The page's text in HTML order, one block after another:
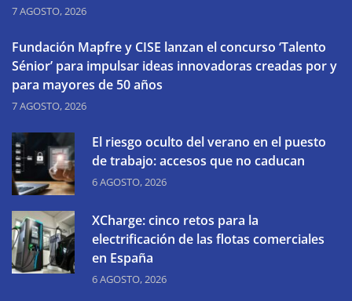
7 AGOSTO, 2026
Fundación Mapfre y CISE lanzan el concurso ‘Talento
Sénior’ para impulsar ideas innovadoras creadas por y
para mayores de 50 años
7 AGOSTO, 2026
El riesgo oculto del verano en el puesto
de trabajo: accesos que no caducan
6 AGOSTO, 2026
XCharge: cinco retos para la
electrificación de las flotas comerciales
en España
6 AGOSTO, 2026